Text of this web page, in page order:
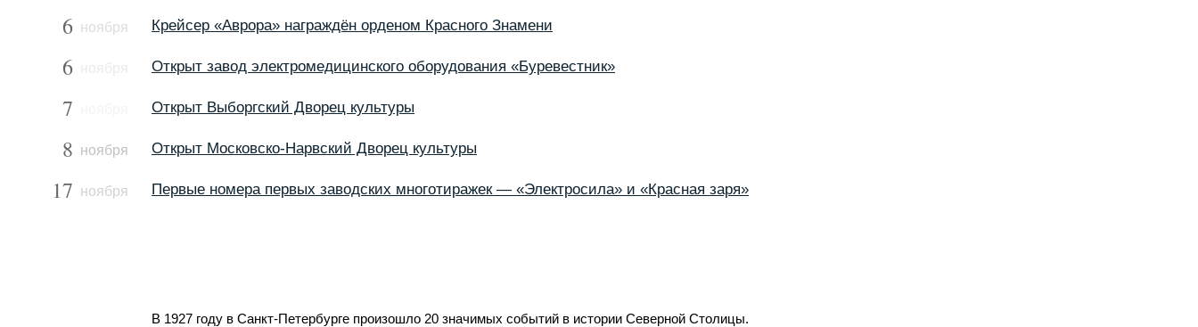
6 ноября Крейсер «Аврора» награждён орденом Красного Знамени
6 Открыт завод электромедицинского оборудования «Буревестник»
7 Открыт Выборгский Дворец культуры
8 ноября Открыт Московско-Нарвский Дворец культуры
17 ноября Первые номера первых заводских многотиражек — «Электросила» и «Красная заря»
В 1927 году в Санкт-Петербурге произошло 20 значимых событий в истории Северной Столицы.